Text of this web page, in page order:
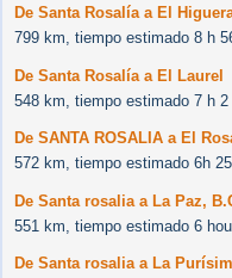
De Santa Rosalía a El
799 km, tiempo estimado 8 h
De Santa Rosalía a El Laurel
548 km, tiempo estimado 7 h 2
De SANTA ROSALIA a El
572 km, tiempo estimado 6h
De Santa rosalia a La Paz,
551 km, tiempo estimado 6
De Santa rosalia a La